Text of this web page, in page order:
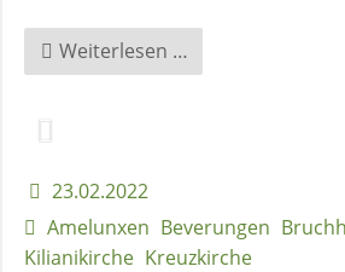
Weiterlesen …
der
23.02.2022
Amelunxen Beverungen
Kilianikirche Kreuzkirche